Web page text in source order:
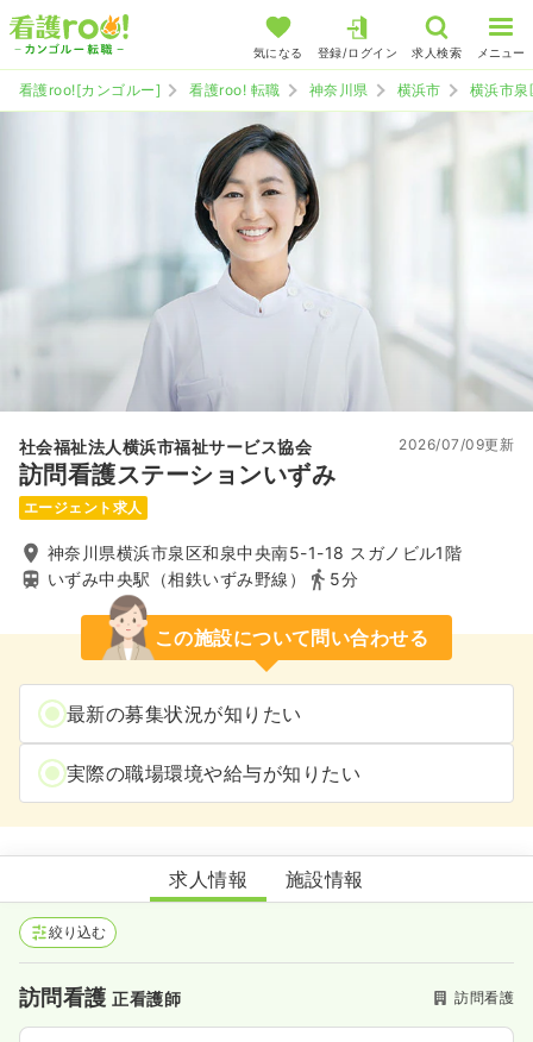
気になる 登録/ログイン 求人検索 メニュー
看護roo![カンゴルー] 看護roo! 転職 神奈川県 横浜市 横浜市泉
社会福祉法人横浜市福祉サービス協会
訪問看護ステーションいずみ
2026/07/09更新
エージェント求人
神奈川県横浜市泉区和泉中央南5-1-18 スガノビル1階
いずみ中央駅（相鉄いずみ野線）
5分
この施設について問い合わせる
最新の募集状況が知りたい
実際の職場環境や給与が知りたい
訪問看護ステーションいずみ
求人情報 施設情報
絞り込む
訪問看護正看護師 訪問看護